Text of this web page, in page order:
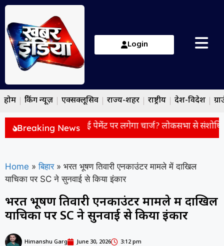
Login
होम ब्रेकिंग न्यूज़ एक्सक्लूसिव राज्य-शहर राष्ट्रीय देश-विदेश
Breaking News
Charge: यूपीआई पेमेंट पर लगेगा चार्ज? लोकसभा से संशोधित
Home » बिहार » भरत भूषण तिवारी एनकाउंटर मामले में दाखिल
याचिका पर SC ने सुनवाई से किया इंकार
भरत भूषण तिवारी एनकाउंटर मामले में दाखिल
याचिका पर SC ने सुनवाई से किया इंकार
Himanshu Garg June 30, 2026 3:12 pm